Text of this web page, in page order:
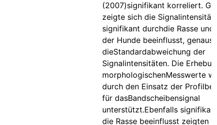
(2007)signifikant korreliert.
zeigte sich die Signalintensität
signifikant durchdie Rasse
der Hunde beeinflusst,
dieStandardabweichung der
Signalintensitäten. Die
morphologischenMesswerte
durch den Einsatz der
für dasBandscheibensignal
unterstützt.Ebenfalls
die Rasse beeinflusst zeigten